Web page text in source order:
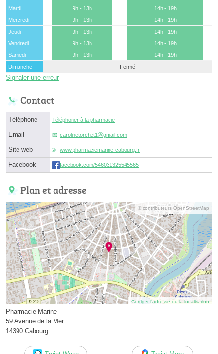
Mardi
9h - 13h
14h - 19h
Mercredi
9h - 13h
14h - 19h
Jeudi
9h - 13h
14h - 19h
Vendredi
9h - 13h
14h - 19h
Samedi
9h - 13h
14h - 19h
Dimanche
Fermé
Signaler une erreur
Contact
Téléphone Téléphoner à la pharmacie
Email carolinetorchet1ⓐgmail.com
Site web www.pharmaciemarine-cabourg.fr
Facebook facebook.com/546031325545565
Plan et adresse
© contributeurs OpenStreetMap
Corriger l’adresse ou la localisation
Pharmacie Marine
59 Avenue de la Mer
14390 Cabourg